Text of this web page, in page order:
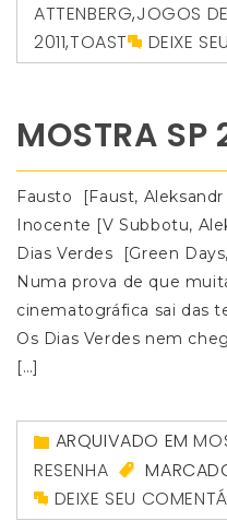
ATTENBERG,JOGOS
2011,TOAST DEIXE
MOSTRA SP
Fausto [Faust, Aleksandr
Inocente [V Subbotu,
Dias Verdes [Green
Numa prova de que
cinematográfica sai das
Os Dias Verdes nem
[…]
ARQUIVADO EM
RESENHA
DEIXE SEU